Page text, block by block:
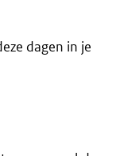
dagen in je